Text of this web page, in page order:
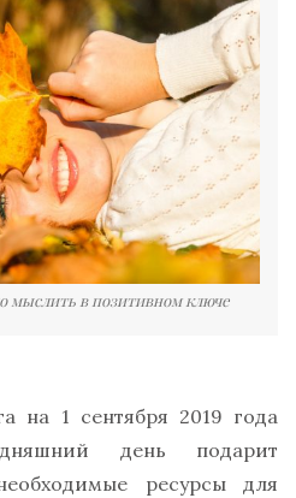
мыслить в позитивном ключе
на 1 сентября 2019 года
день подарит
ресурсы для